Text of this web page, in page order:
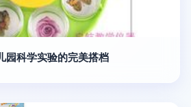
园科学实验的完美搭档